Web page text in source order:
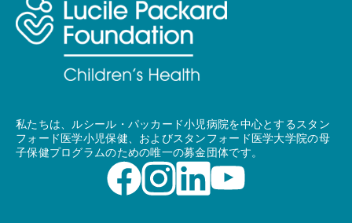
私たちは、ルシール・パッカード小児病院を中心とするスタン
フォード医学小児保健、およびスタンフォード医学大学院の母
子保健プログラムのための唯一の募金団体です。